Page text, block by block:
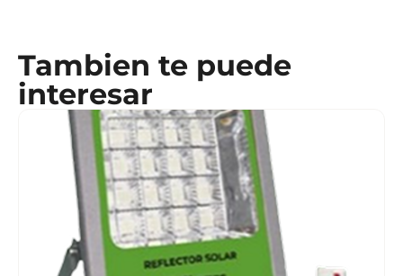
Tambien te puede
interesar